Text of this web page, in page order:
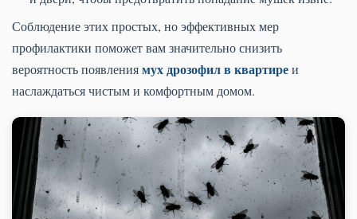
Соблюдение этих простых, но эффективных мер
профилактики поможет вам значительно снизить
вероятность появлениямух дрозофил в квартиреи
наслаждаться чистым и комфортным домом.